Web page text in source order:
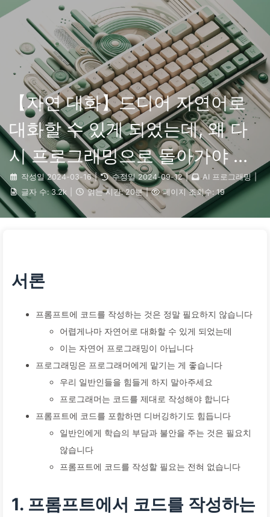
AI 변혁으로 가는 길
홈 아카이브 태그 카테고리
링크 소개 🇰🇷 한국어
【자연 대화】드디어 자연어로
대화할 수 있게 되었는데, 왜 다
시 프로그래밍으로 돌아가야 할
까? — 천천히 배우는 AI029
작성일 2024-03-16 | 수정일 2024-09-12 | AI 프로그래밍
글자 수: 3.2k 읽는 시간: 20분 | 페이지 조회수: 19
서론
프롬프트에 코드를 작성하는 것은 정말 필요하지 않습니다
어렵게나마 자연어로 대화할 수 있게 되었는데
이는 자연어 프로그래밍이 아닙니다
프로그래밍은 프로그래머에게 맡기는 게 좋습니다
우리 일반인들을 힘들게 하지 말아주세요
프로그래머는 코드를 제대로 작성해야 합니다
프롬프트에 코드를 포함하면 디버깅하기도 힘듭니다
일반인에게 학습의 부담과 불안을 주는 것은 필요치
않습니다
프롬프트에 코드를 작성할 필요는 전혀 없습니다
1. 프롬프트에서 코드를 작성하는